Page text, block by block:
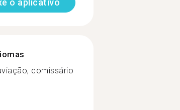
o aplicativo
comissário